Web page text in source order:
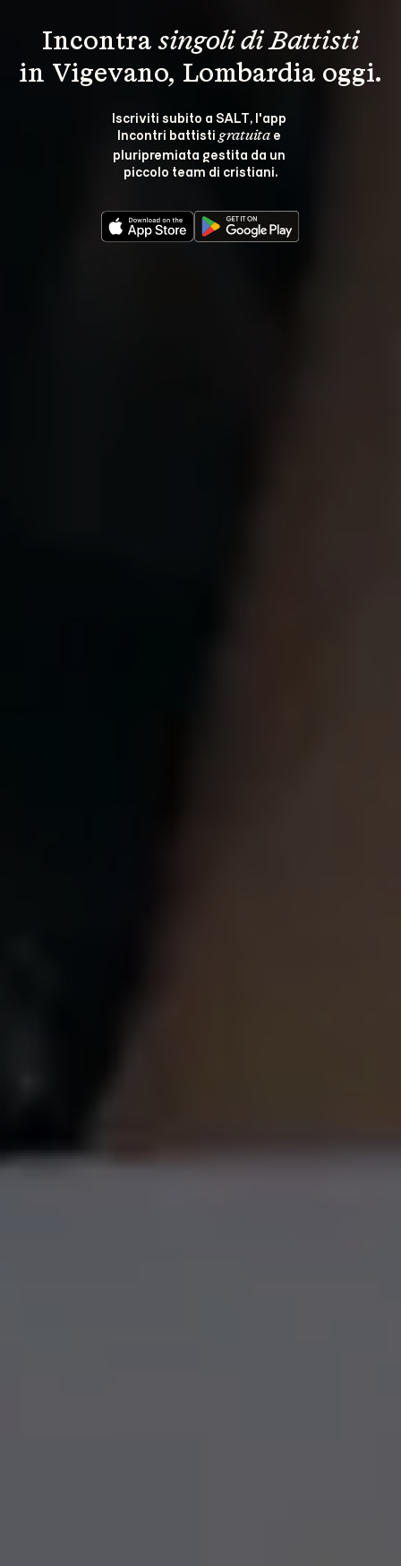
Incontra singoli di Battisti
in Vigevano, Lombardia oggi.
Iscriviti subito a SALT, l'app
Incontri battisti gratuita e
pluripremiata gestita da un
piccolo team di cristiani.